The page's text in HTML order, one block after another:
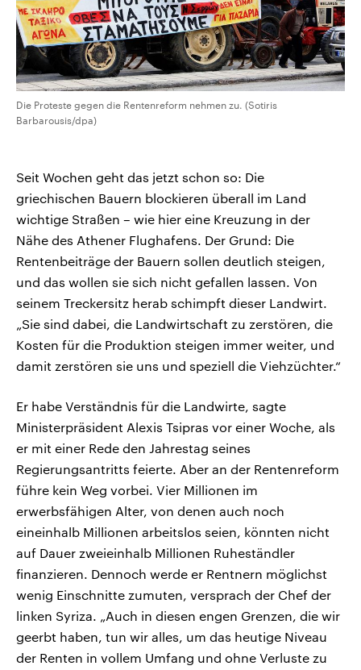
Die Proteste gegen die Rentenreform nehmen zu. (Sotiris
Barbarousis/dpa)
Seit Wochen geht das jetzt schon so: Die
griechischen Bauern blockieren überall im Land
wichtige Straßen – wie hier eine Kreuzung in der
Nähe des Athener Flughafens. Der Grund: Die
Rentenbeiträge der Bauern sollen deutlich steigen,
und das wollen sie sich nicht gefallen lassen. Von
seinem Treckersitz herab schimpft dieser Landwirt.
„Sie sind dabei, die Landwirtschaft zu zerstören, die
Kosten für die Produktion steigen immer weiter, und
damit zerstören sie uns und speziell die Viehzüchter.“
Er habe Verständnis für die Landwirte, sagte
Ministerpräsident Alexis Tsipras vor einer Woche, als
er mit einer Rede den Jahrestag seines
Regierungsantritts feierte. Aber an der Rentenreform
führe kein Weg vorbei. Vier Millionen im
erwerbsfähigen Alter, von denen auch noch
eineinhalb Millionen arbeitslos seien, könnten nicht
auf Dauer zweieinhalb Millionen Ruheständler
finanzieren. Dennoch werde er Rentnern möglichst
wenig Einschnitte zumuten, versprach der Chef der
linken Syriza. „Auch in diesen engen Grenzen, die wir
geerbt haben, tun wir alles, um das heutige Niveau
der Renten in vollem Umfang und ohne Verluste zu